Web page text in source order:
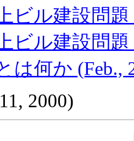
ビル建設問題
ビル建設問題
は何か (Feb.,
2000)